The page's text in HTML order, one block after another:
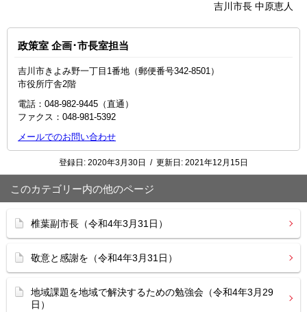
吉川市長 中原恵人
政策室 企画･市長室担当
吉川市きよみ野一丁目1番地（郵便番号342-8501）
市役所庁舎2階
電話：048‐982‐9445（直通）
ファクス：048-981-5392
メールでのお問い合わせ
登録日: 2020年3月30日 / 更新日: 2021年12月15日
このカテゴリー内の他のページ
椎葉副市長（令和4年3月31日）
敬意と感謝を（令和4年3月31日）
地域課題を地域で解決するための勉強会（令和4年3月29
日）